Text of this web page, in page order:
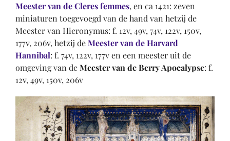
Meester van de Cleres femmes, en ca 1421: zeven
miniaturen toegevoegd van de hand van hetzij de
Meester van Hieronymus: f. 12v, 49v, 74v, 122v, 150v,
177v, 206v, hetzij deMeester van de Harvard
Hannibal: f. 74v, 122v, 177v en een meester uit de
omgeving van deMeester van de Berry Apocalypse: f.
12v, 49v, 150v, 206v